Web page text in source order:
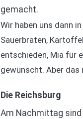
gemacht.
Wir haben uns dann
Sauerbraten,
entschieden, Mia für
gewünscht. Aber
Die Reichsburg
Am Nachmittag sind